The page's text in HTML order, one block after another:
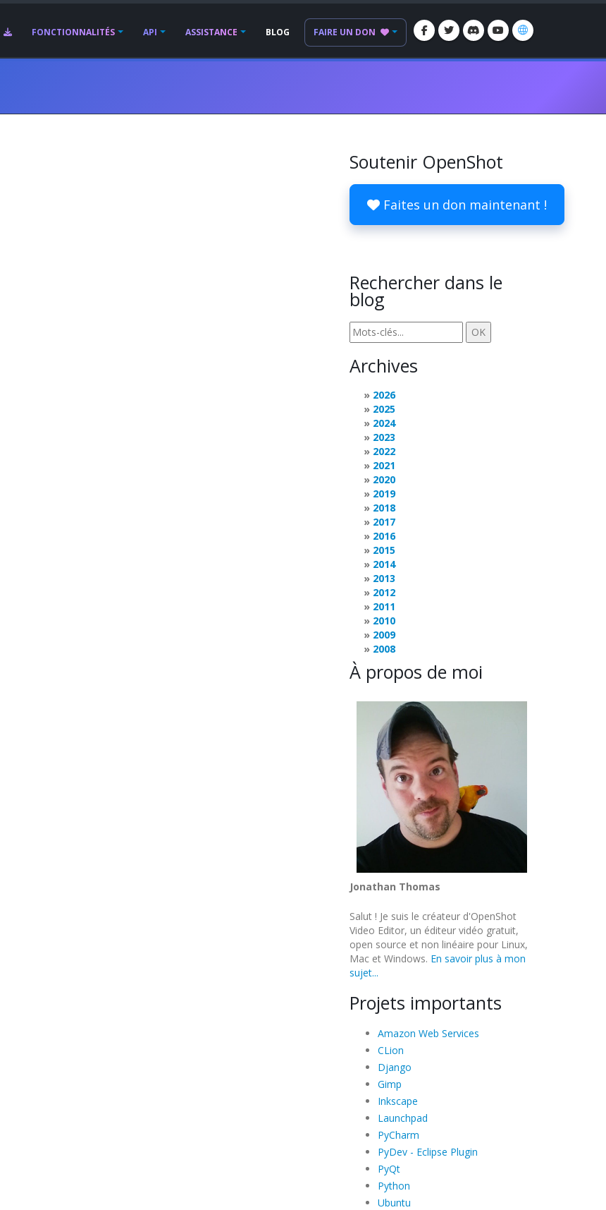
FONCTIONNALITÉS API ASSISTANCE BLOG FAIRE UN DON
Soutenir OpenShot
Faites un don maintenant !
Rechercher dans le
blog
Archives
2026
2025
2024
2023
2022
2021
2020
2019
2018
2017
2016
2015
2014
2013
2012
2011
2010
2009
2008
À propos de moi
Jonathan Thomas
Salut ! Je suis le créateur d'OpenShot
Video Editor, un éditeur vidéo gratuit,
open source et non linéaire pour Linux,
Mac et Windows. En savoir plus à mon
sujet...
Projets importants
Amazon Web Services
CLion
Django
Gimp
Inkscape
Launchpad
PyCharm
PyDev - Eclipse Plugin
PyQt
Python
Ubuntu